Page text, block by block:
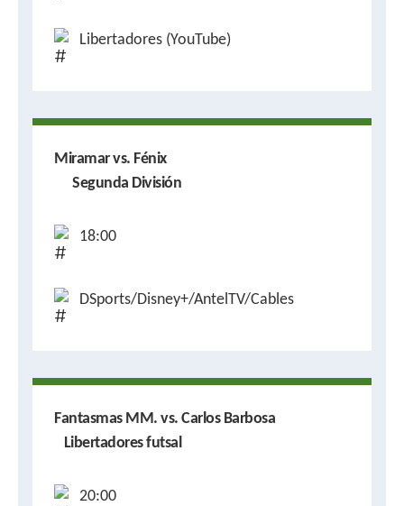
Libertadores (YouTube)
Miramar vs. Fénix
Segunda División
18:00
DSports/Disney+/AntelTV/Cables
Fantasmas MM. vs. Carlos Barbosa
Libertadores futsal
20:00